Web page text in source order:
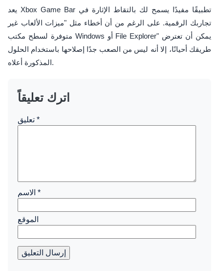
يعد Xbox Game Bar تطبيقًا مفيدًا يسمح لك بالتقاط الإثارة في
تجاربك الرقمية. على الرغم من أن أخطاء مثل "ميزات الألعاب غير
متوفرة لسطح مكتب Windows أو File Explorer" يمكن أن تعترض
طريقك أحيانًا، إلا أنه ليس من الصعب جدًا إصلاحها باستخدام الحلول
المذكورة أعلاه.
اترك تعليقاً
*
*
الموقع
إرسال التعليق